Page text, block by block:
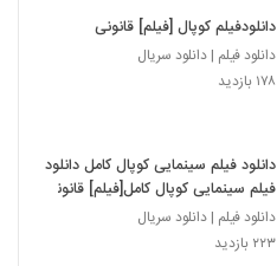
دانلودفیلم کوپال [فیلم] قانونی
دانلود فیلم | دانلود سریال
۱۷۸ بازدید
دانلود فیلم سینمایی کوپال کامل دانلود
فیلم سینمایی کوپال کامل[فیلم] قانونی
دانلود فیلم | دانلود سریال
۲۲۳ بازدید